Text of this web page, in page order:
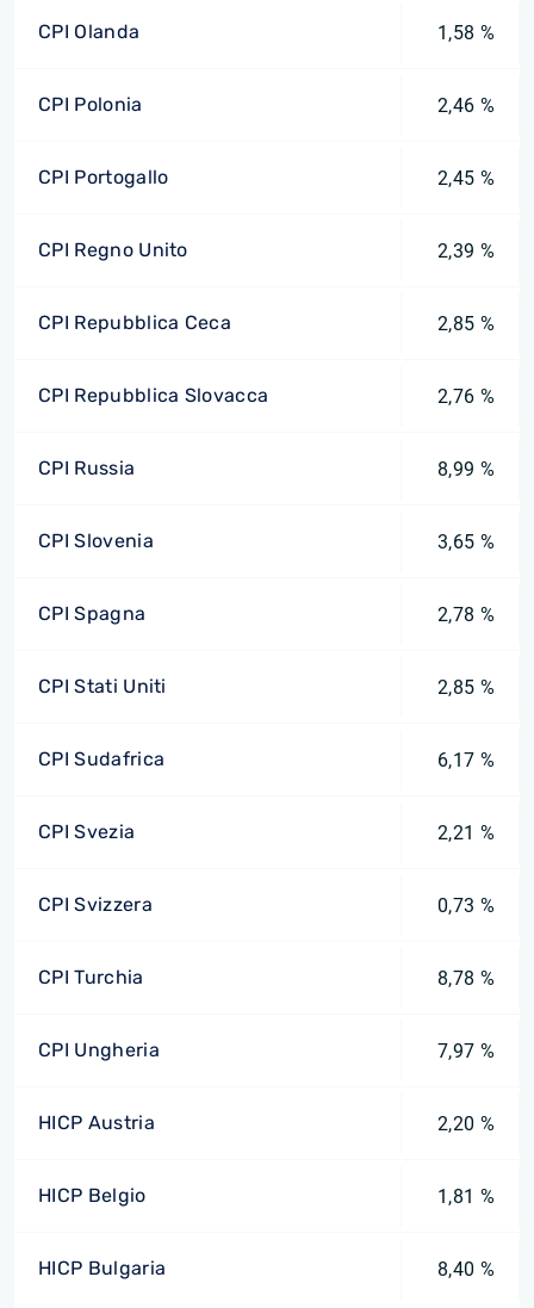
CPI Olanda 1,58 %
CPI Polonia 2,46 %
CPI Portogallo 2,45 %
CPI Regno Unito 2,39 %
CPI Repubblica Ceca 2,85 %
CPI Repubblica Slovacca 2,76 %
CPI Russia 8,99 %
CPI Slovenia 3,65 %
CPI Spagna 2,78 %
CPI Stati Uniti 2,85 %
CPI Sudafrica 6,17 %
CPI Svezia 2,21 %
CPI Svizzera 0,73 %
CPI Turchia 8,78 %
CPI Ungheria 7,97 %
HICP Austria 2,20 %
HICP Belgio 1,81 %
HICP Bulgaria 8,40 %